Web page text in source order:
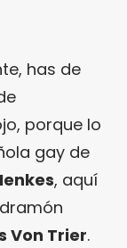
has de
porque lo
gay de
, aquí
Von Trier.